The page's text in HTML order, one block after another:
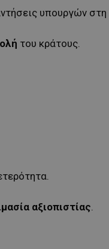
υπουργών
του κράτους.
αξιοπιστίας.